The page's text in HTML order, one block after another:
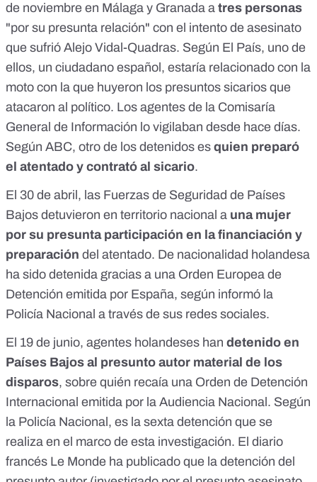
de noviembre en Málaga y Granada a tres personas
"por su presunta relación" con el intento de asesinato
que sufrió Alejo Vidal-Quadras. Según El País, uno de
ellos, un ciudadano español, estaría relacionado con la
moto con la que huyeron los presuntos sicarios que
atacaron al político. Los agentes de la Comisaría
General de Información lo vigilaban desde hace días.
Según ABC, otro de los detenidos es quien preparó
el atentado y contrató al sicario.
El 30 de abril, las Fuerzas de Seguridad de Países
Bajos detuvieron en territorio nacional a una mujer
por su presunta participación en la financiación y
preparación del atentado. De nacionalidad holandesa
ha sido detenida gracias a una Orden Europea de
Detención emitida por España, según informó la
Policía Nacional a través de sus redes sociales.
El 19 de junio, agentes holandeses han detenido en
Países Bajos al presunto autor material de los
disparos, sobre quién recaía una Orden de Detención
Internacional emitida por la Audiencia Nacional. Según
la Policía Nacional , es la sexta detención que se
realiza en el marco de esta investigación. El diario
francés Le Monde ha publicado que la detención del